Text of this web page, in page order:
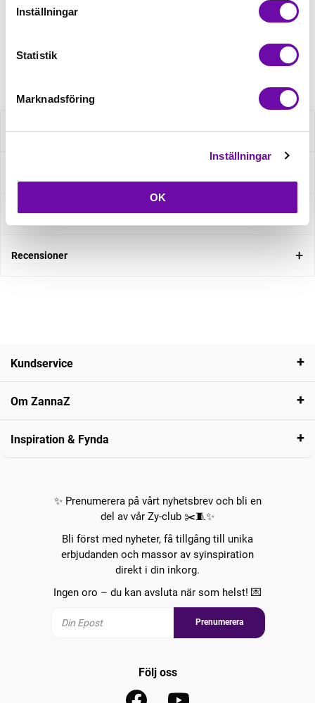
Inställningar
Statistik
Marknadsföring
Inställningar
OK
Beställningsvara
Artikelnr: 499004-987
Beskrivning
Fråga om produkt
Recensioner
Kundservice
Om ZannaZ
Inspiration & Fynda
✨ Prenumerera på vårt nyhetsbrev och bli en
del av vår Zy-club ✂️🧵✨
Bli först med nyheter, få tillgång till unika
erbjudanden och massor av syinspiration
direkt i din inkorg.
Ingen oro – du kan avsluta när som helst! 💌
Prenumerera
Följ oss